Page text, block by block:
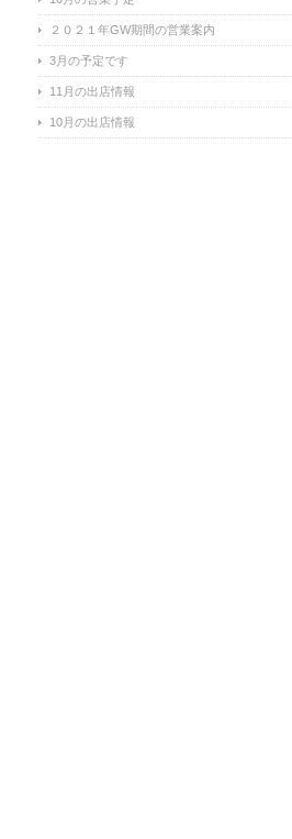
２０２１年GW期間の営業案内
3月の予定です
11月の出店情報
10月の出店情報